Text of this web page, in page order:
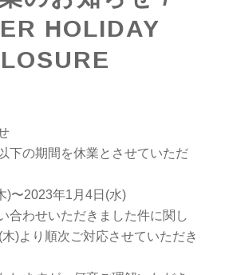
HOLIDAY
下の期間を休業とさせていただ
)〜2023年1月4日(水)
合わせいただきました件に関し
)より順次ご対応させていただき